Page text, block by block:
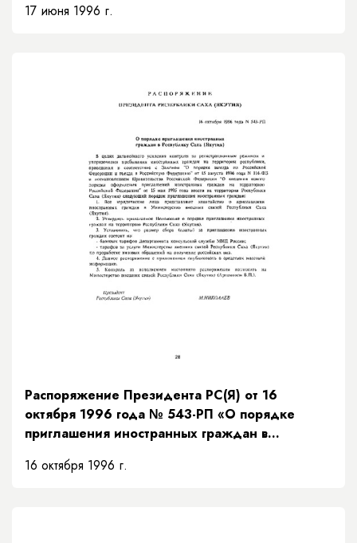
17 июня 1996 г.
Распоряжение Президента РС(Я) от 16
октября 1996 года № 543-РП «О порядке
приглашения иностранных граждан в
16 октября 1996 г.